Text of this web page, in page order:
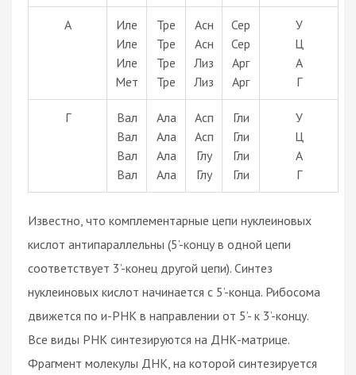
А
Иле
Иле
Иле
Мет
Тре
Тре
Тре
Тре
Асн
Асн
Лиз
Лиз
Сер
Сер
Арг
Арг
У
Ц
А
Г
Г
Вал
Вал
Вал
Вал
Ала
Ала
Ала
Ала
Асп
Асп
Глу
Глу
Гли
Гли
Гли
Гли
У
Ц
А
Г
Известно, что комплементарные цепи нуклеиновых
кислот антипараллельны (5’-концу в одной цепи
соответствует 3’-конец другой цепи). Синтез
нуклеиновых кислот начинается с 5’-конца. Рибосома
движется по и-РНК в направлении от 5’- к 3’-концу.
Все виды РНК синтезируются на ДНК-матрице.
Фрагмент молекулы ДНК, на которой синтезируется